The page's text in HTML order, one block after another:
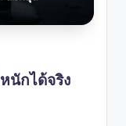
นักได้จริง